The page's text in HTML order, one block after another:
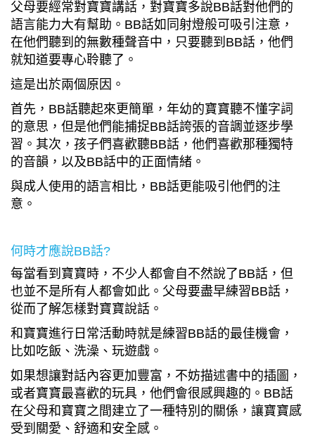
父母要經常對寶寶講話，對寶寶多說BB話對他們的
語言能力大有幫助。BB話如同射燈般可吸引注意，
在他們聽到的無數種聲音中，只要聽到BB話，他們
就知道要專心聆聽了。
這是出於兩個原因。
首先，BB話聽起來更簡單，年幼的寶寶聽不懂字詞
的意思，但是他們能捕捉BB話誇張的音調並逐步學
習。其次，孩子們喜歡聽BB話，他們喜歡那種獨特
的音韻，以及BB話中的正面情緒。
與成人使用的語言相比，BB話更能吸引他們的注
意。
何時才應說BB話?
每當看到寶寶時，不少人都會自不然說了BB話，但
也並不是所有人都會如此。父母要盡早練習BB話，
從而了解怎樣對寶寶說話。
和寶寶進行日常活動時就是練習BB話的最佳機會，
比如吃飯、洗澡、玩遊戲。
如果想讓對話內容更加豐富，不妨描述書中的插圖，
或者寶寶最喜歡的玩具，他們會很感興趣的。BB話
在父母和寶寶之間建立了一種特別的關係，讓寶寶感
受到關愛、舒適和安全感。